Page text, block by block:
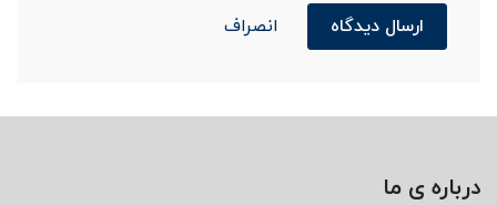
ارسال دیدگاه انصراف
درباره ی ما